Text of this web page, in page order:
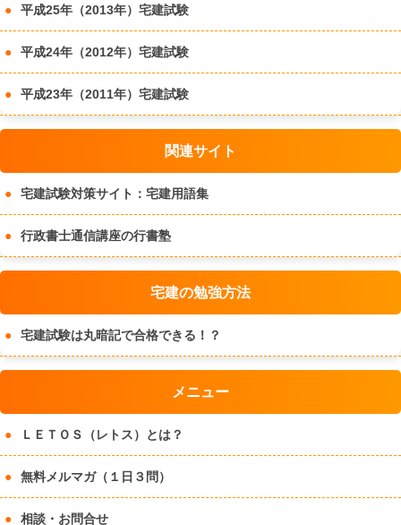
平成25年（2013年）宅建試験
平成24年（2012年）宅建試験
平成23年（2011年）宅建試験
関連サイト
宅建試験対策サイト：宅建用語集
行政書士通信講座の行書塾
宅建の勉強方法
宅建試験は丸暗記で合格できる！？
メニュー
ＬＥＴＯＳ（レトス）とは？
無料メルマガ（１日３問）
相談・お問合せ